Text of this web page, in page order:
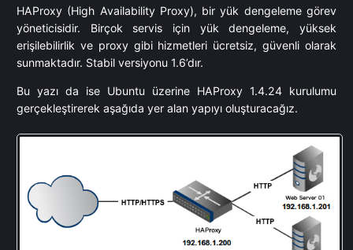
HAProxy (High Availability Proxy), bir yük dengeleme görev
yöneticisidir. Birçok servis için yük dengeleme, yüksek
erişilebilirlik ve proxy gibi hizmetleri ücretsiz, güvenli olarak
sunmaktadır. Stabil versiyonu 1.6’dır.
Bu yazı da ise Ubuntu üzerine HAProxy 1.4.24 kurulumu
gerçekleştirerek aşağıda yer alan yapıyı oluşturacağız.